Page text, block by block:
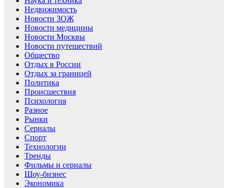
Недвижимость
Новости ЗОЖ
Новости медицины
Новости Москвы
Новости путешествий
Общество
Отдых в России
Отдых за границей
Политика
Происшествия
Психология
Разное
Рынки
Сериалы
Спорт
Технологии
Тренды
Фильмы и сериалы
Шоу-бизнес
Экономика